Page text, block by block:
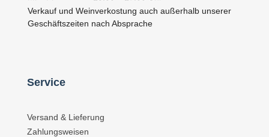
Verkauf und Weinverkostung auch außerhalb unserer
Geschäftszeiten nach Absprache
Service
Versand & Lieferung
Zahlungsweisen